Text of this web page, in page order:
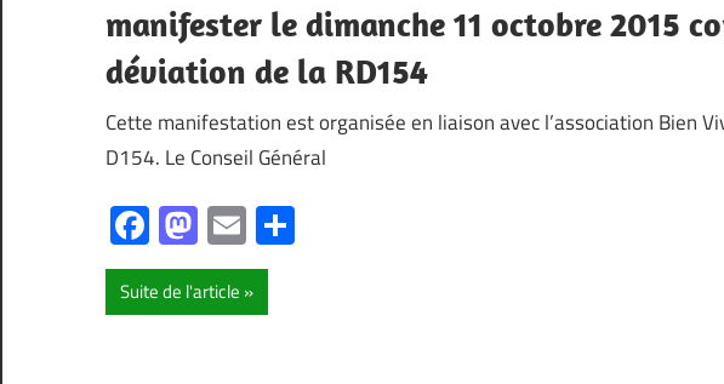
manifester le dimanche 11 octobre 2015
déviation de la RD154
Cette manifestation est organisée en liaison avec l’association Bien
D154. Le Conseil Général
Facebook
Mastodon
Email
Suite de l'article